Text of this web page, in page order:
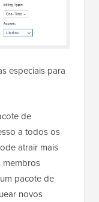
especiais para
de
a todos os
atrair mais
membros
pacote de
novos